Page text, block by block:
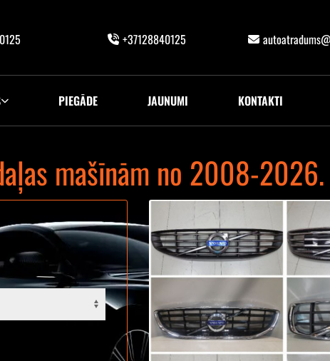
+37128840125
PIEGĀDE JAUNUMI KONTAKTI
mašīnām no 2008-